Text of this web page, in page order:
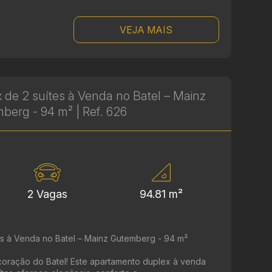
VEJA MAIS
2 suítes à Venda no Batel – Mainz
- 94 m² | Ref. 626
2 Vagas 94.81 m²
à Venda no Batel – Mainz Gutemberg - 94 m²
do Batel! Este apartamento duplex à venda